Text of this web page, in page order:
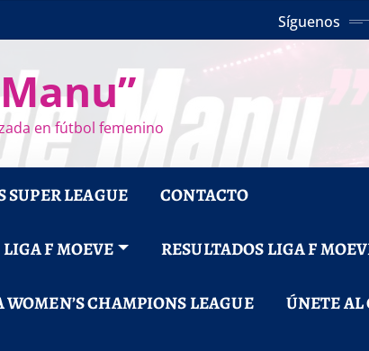
Síguenos
en fútbol femenino
SUPER LEAGUE CONTACTO
LIGA F MOEVE RESULTADOS LIGA F
WOMEN’S CHAMPIONS LEAGUE ÚNETE